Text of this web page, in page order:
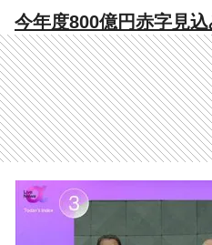
今年度800億円赤字見
へ 現・商品企画責任
後任 専門家「値引き
的改革が必要」